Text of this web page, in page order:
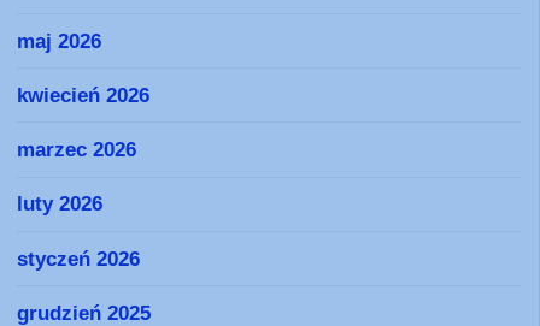
maj 2026
kwiecień 2026
marzec 2026
luty 2026
styczeń 2026
grudzień 2025